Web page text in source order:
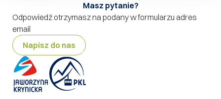
Masz pytanie?
Odpowiedź otrzymasz na podany w formularzu adres
email
Napisz do nas